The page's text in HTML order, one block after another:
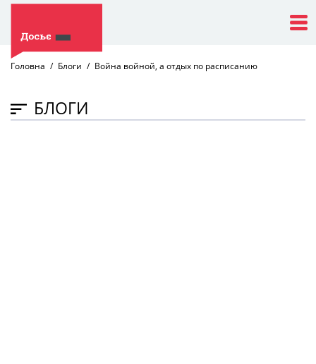
Головна Блоги Война войной, а отдых по расписанию
БЛОГИ